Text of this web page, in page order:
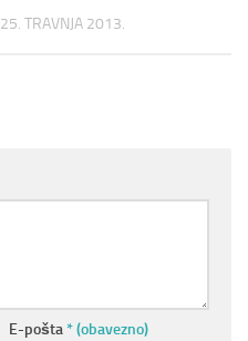
25. TRAVNJA 2013.
E-pošta* (obavezno)